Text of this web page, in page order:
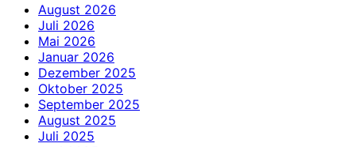
August 2026
Juli 2026
Mai 2026
Januar 2026
Dezember 2025
Oktober 2025
September 2025
August 2025
Juli 2025